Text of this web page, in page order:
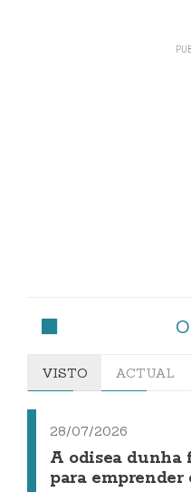
VISTO ACTUAL
28/07/2026
A odisea dunha
para emprender